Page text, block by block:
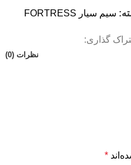
سیم سیار FORTRESS
گذاری:
نظرات (0)
*